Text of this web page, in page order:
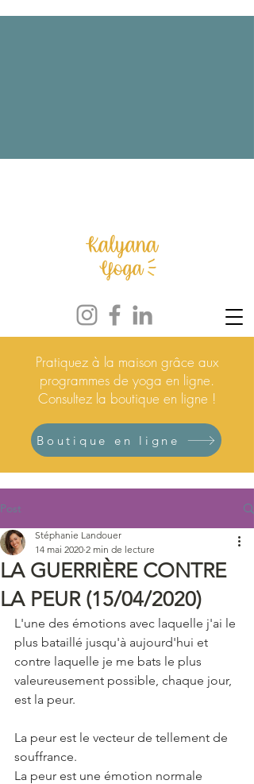
Pratiquez à la maison grâce aux
programmes de yoga en ligne.
Consultez la boutique en ligne !
Boutique en ligne
Post
LA GUERRIÈRE CONTRE
LA PEUR (15/04/2020)
Stéphanie Landouer
14 mai 2020 2 min de lecture
L'une des émotions avec laquelle j'ai le
plus bataillé jusqu'à aujourd'hui et
contre laquelle je me bats le plus
valeureusement possible, chaque jour,
est la peur.
La peur est le vecteur de tellement de
souffrance.
La peur est une émotion normale